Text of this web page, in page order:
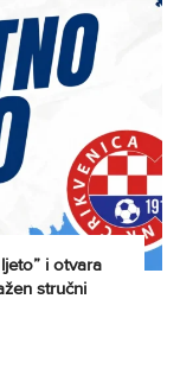
i otvara
stručni